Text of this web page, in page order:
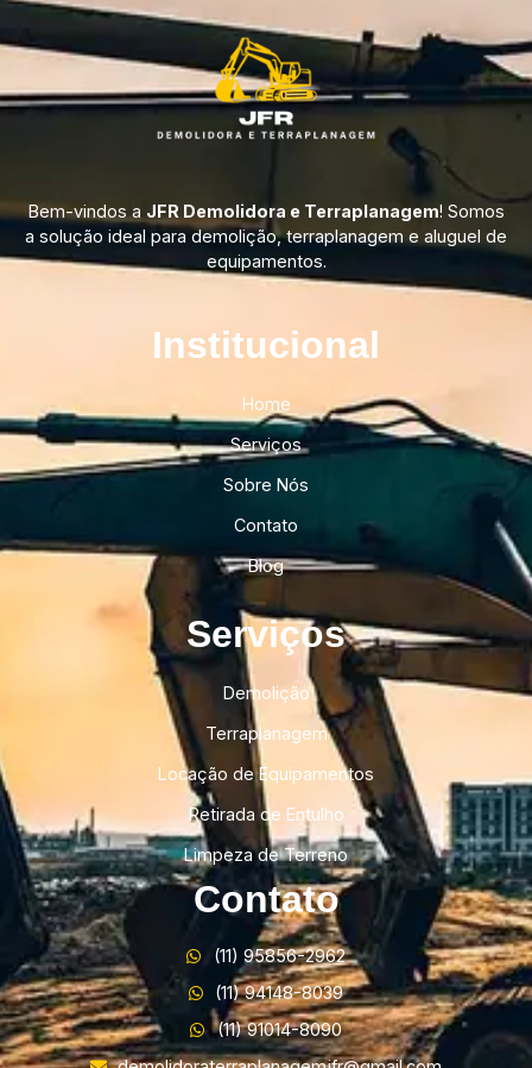
Bem-vindos a JFR Demolidora e Terraplanagem! Somos
a solução ideal para demolição, terraplanagem e aluguel de
equipamentos.
Institucional​
Home
Serviços
Sobre Nós
Contato
Blog
Serviços
Demolição
Terraplanagem
Locação de Equipamentos
Retirada de Entulho
Limpeza de Terreno
Contato
(11) 95856-2962
(11) 94148-8039
(11) 91014-8090